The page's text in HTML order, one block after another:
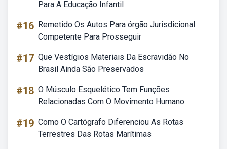
Para A Educação Infantil
#16 Remetido Os Autos Para órgão Jurisdicional
Competente Para Prosseguir
#17 Que Vestígios Materiais Da Escravidão No
Brasil Ainda São Preservados
#18 O Músculo Esquelético Tem Funções
Relacionadas Com O Movimento Humano
#19 Como O Cartógrafo Diferenciou As Rotas
Terrestres Das Rotas Marítimas